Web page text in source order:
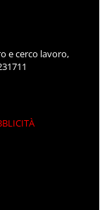
e cerco lavoro,